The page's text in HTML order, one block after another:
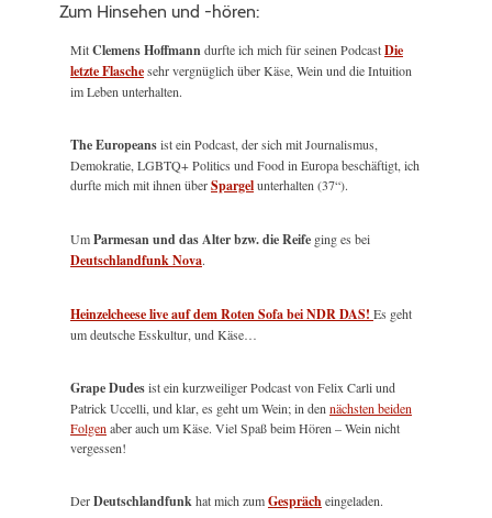
Zum Hinsehen und -hören:
MitClemens Hoffmanndurfte ich mich für seinen PodcastDie
letzte Flaschesehr vergnüglich über Käse, Wein und die Intuition
im Leben unterhalten.
The Europeansist ein Podcast, der sich mit Journalismus,
Demokratie, LGBTQ+ Politics und Food in Europa beschäftigt, ich
durfte mich mit ihnen überSpargelunterhalten (37“).
UmParmesan und das Alter bzw. die Reife ging es bei
Deutschlandfunk Nova.
Heinzelcheese live auf dem Roten Sofa bei NDR DAS! Es geht
um deutsche Esskultur, und Käse…
Grape Dudesist ein kurzweiliger Podcast von Felix Carli und
Patrick Uccelli, und klar, es geht um Wein; in den nächsten beiden
Folgen aber auch um Käse. Viel Spaß beim Hören – Wein nicht
vergessen!
DerDeutschlandfunkhat mich zumGesprächeingeladen.